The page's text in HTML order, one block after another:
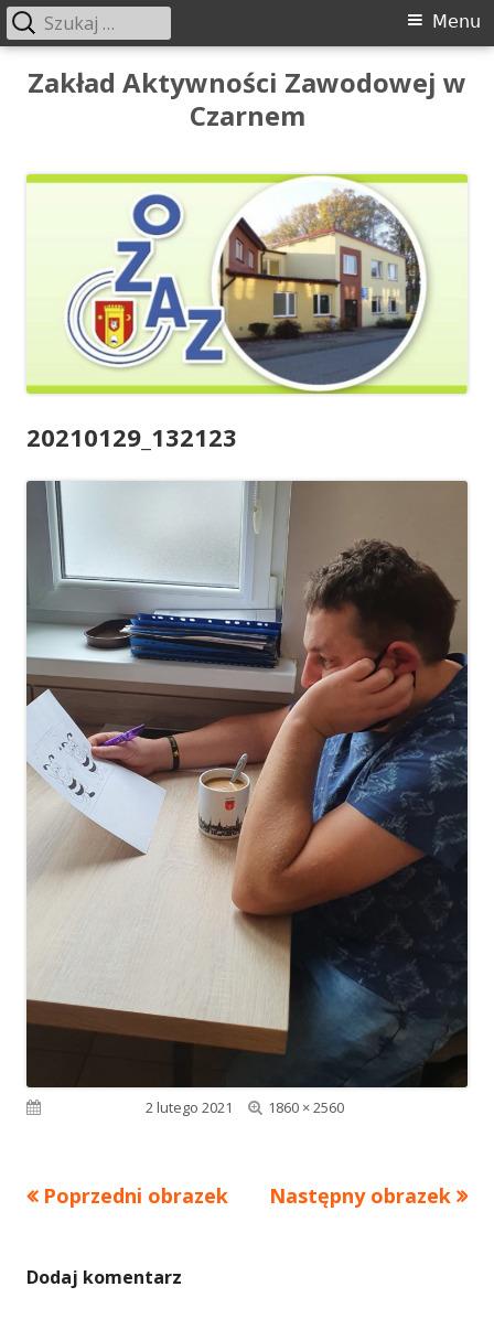
Przeskocz
Zakład Aktywności Zawodowej w
Czarnem
Menu
główne
Menu
Szukaj:
20210129_132123
Opublikowano2 lutego 2021
Pełny
1860 × 2560
Poprzedni obrazek Następny obrazek
Dodaj komentarz